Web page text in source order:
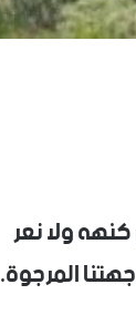
ولا نعر
المرجوة.